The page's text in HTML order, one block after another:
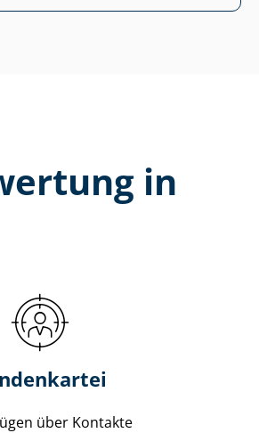
in
über Kontakte